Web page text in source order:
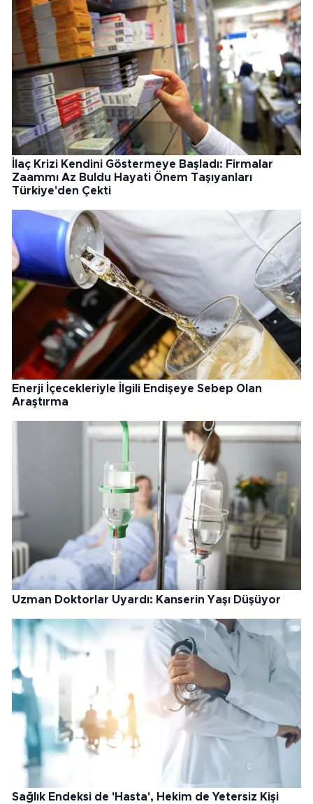
İlaç Krizi Kendini Göstermeye Başladı: Firmalar
Zaammı Az Buldu Hayati Önem Taşıyanları
Türkiye'den Çekti
Enerji İçecekleriyle İlgili Endişeye Sebep Olan
Araştırma
Uzman Doktorlar Uyardı: Kanserin Yaşı Düşüyor
Sağlık Endeksi de 'Hasta', Hekim de Yetersiz Kişi